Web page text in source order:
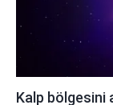
Kalp bölgesini